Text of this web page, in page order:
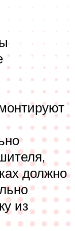
должно
из